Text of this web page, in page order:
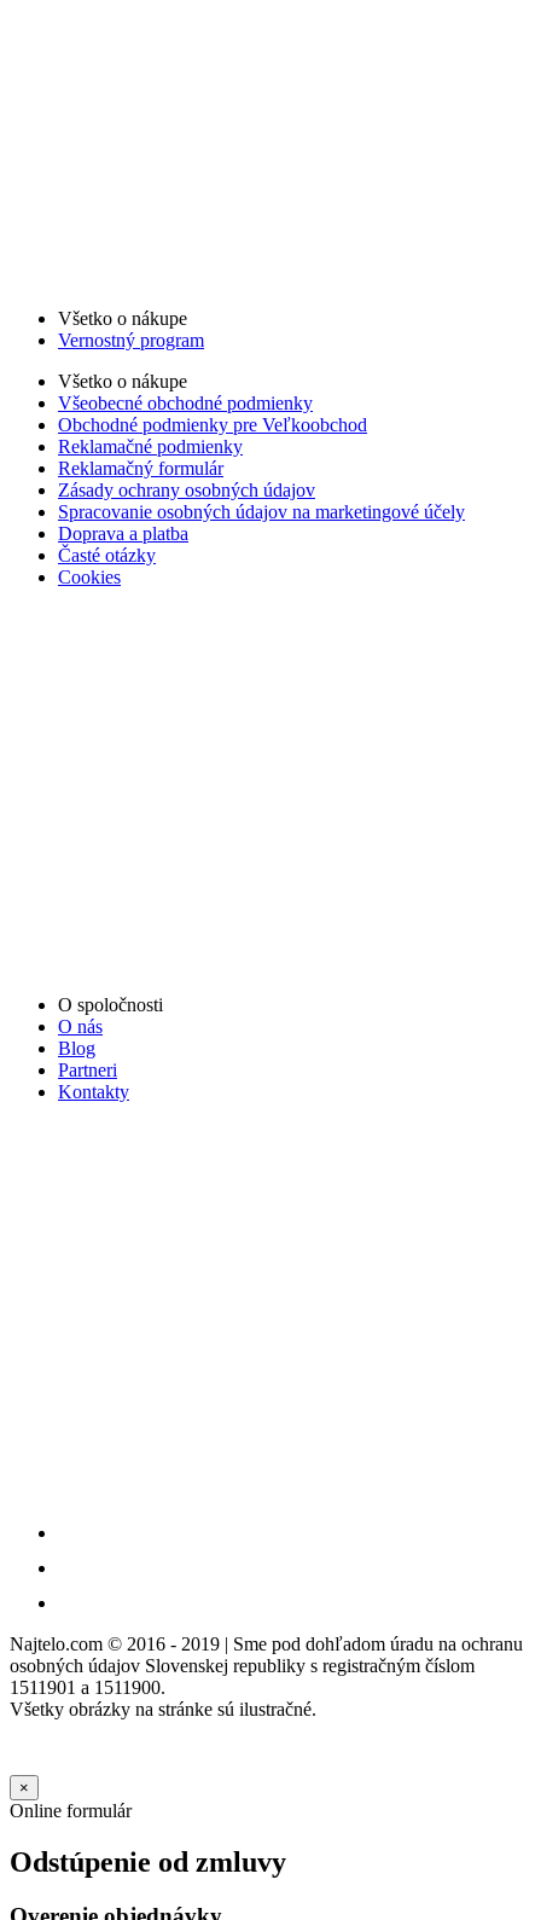
Všetko o nákupe
Vernostný program
Všetko o nákupe
Všeobecné obchodné podmienky
Obchodné podmienky pre Veľkoobchod
Reklamačné podmienky
Reklamačný formulár
Zásady ochrany osobných údajov
Spracovanie osobných údajov na marketingové účely
Doprava a platba
Časté otázky
Cookies
O spoločnosti
O nás
Blog
Partneri
Kontakty
Najtelo.com © 2016 - 2019 | Sme pod dohľadom úradu na ochranu
osobných údajov Slovenskej republiky s registračným číslom
1511901 a 1511900.
Všetky obrázky na stránke sú ilustračné.
×
Online formulár
Odstúpenie od zmluvy